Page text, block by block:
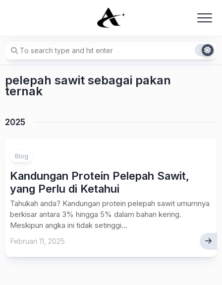
pelepah sawit sebagai pakan
ternak
2025
Blog
Kandungan Protein Pelepah Sawit,
yang Perlu di Ketahui
Tahukah anda? Kandungan protein pelepah sawit umumnya
berkisar antara 3% hingga 5% dalam bahan kering.
Meskipun angka ini tidak setinggi...
Februari 11, 2025